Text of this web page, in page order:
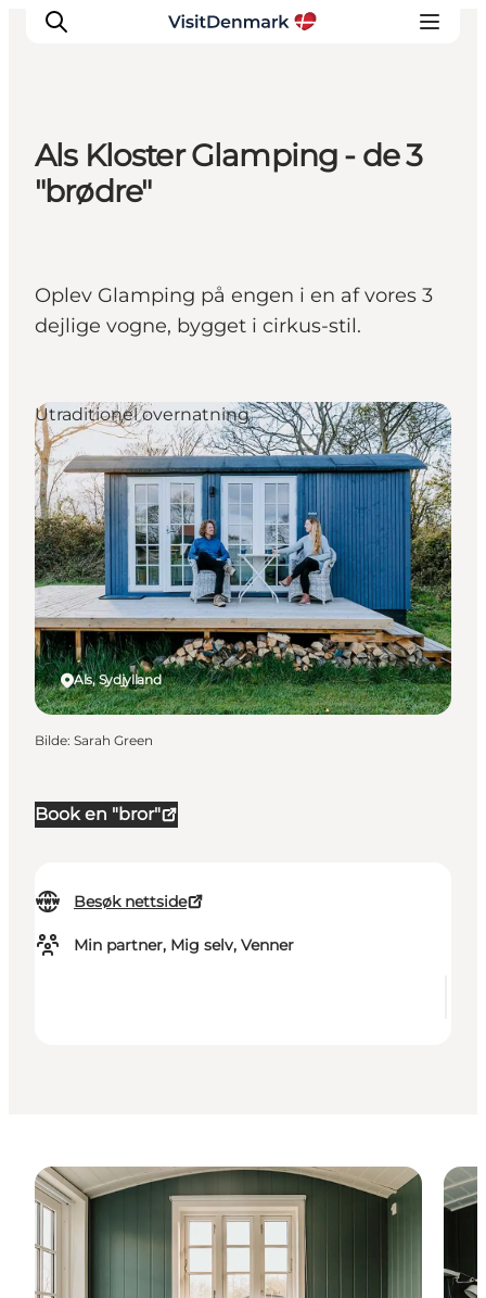
Inspirasjon
Planlegg reisen
Als Kloster Glamping - de 3
"brødre"
Oplev Glamping på engen i en af vores 3
dejlige vogne, bygget i cirkus-stil.
Book en "bror"
Besøk nettside
Min partner, Mig selv, Venner
Als, Sydjylland
Utraditionel overnatning
Bilde: Sarah Green